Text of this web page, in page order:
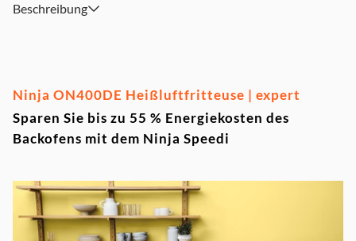
Beschreibung
Ninja ON400DE Heißluftfritteuse | expert
Sparen Sie bis zu 55 % Energiekosten des
Backofens mit dem Ninja Speedi